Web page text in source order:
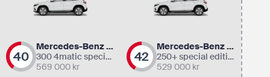
40
Mercedes-Benz EQA
300 4matic special edition
569 000 kr
42
Mercedes-Benz EQA
250+ special edition
529 000 kr